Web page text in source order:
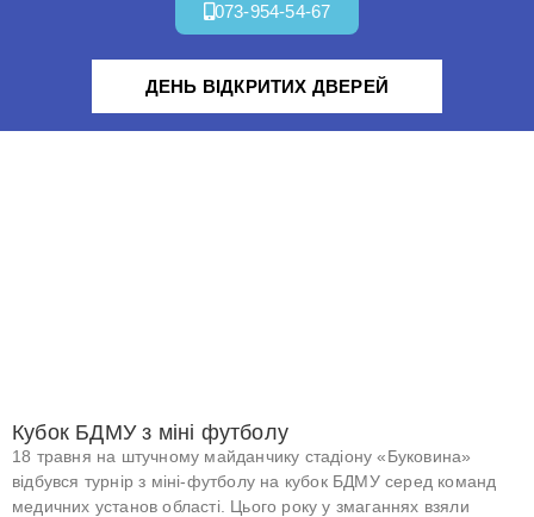
073-954-54-67
ДЕНЬ ВІДКРИТИХ ДВЕРЕЙ
Кубок БДМУ з міні футболу
18 травня на штучному майданчику стадіону «Буковина»
відбувся турнір з міні-футболу на кубок БДМУ серед команд
медичних установ області. Цього року у змаганнях взяли